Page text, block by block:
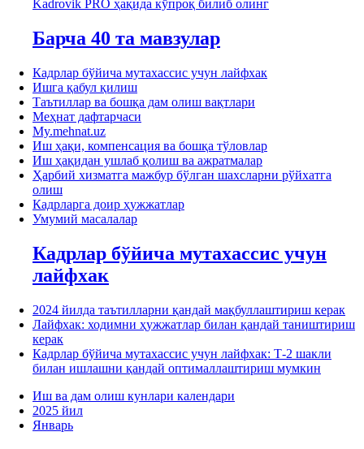
Kadrovik PRO ҳақида кўпроқ билиб олинг
Барча 40 та мавзулар
Кадрлар бўйича мутахассис учун лайфхак
Ишга қабул қилиш
Таътиллар ва бошқа дам олиш вақтлари
Меҳнат дафтарчаси
My.mehnat.uz
Иш ҳақи, компенсация ва бошқа тўловлар
Иш ҳақидан ушлаб қолиш ва ажратмалар
Ҳарбий хизматга мажбур бўлган шахсларни рўйхатга
олиш
Кадрларга доир ҳужжатлар
Умумий масалалар
Кадрлар бўйича мутахассис учун
лайфхак
2024 йилда таътилларни қандай мақбуллаштириш керак
Лайфхак: ходимни ҳужжатлар билан қандай таништириш
керак
Кадрлар бўйича мутахассис учун лайфхак: Т-2 шакли
билан ишлашни қандай оптималлаштириш мумкин
Иш ва дам олиш кунлари календари
2025 йил
Январь